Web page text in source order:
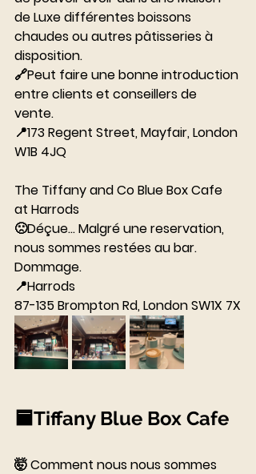
de Luxe différentes boissons
chaudes ou autres pâtisseries à
disposition.
🔗Peut faire une bonne introduction
entre clients et conseillers de
vente.
📍173 Regent Street, Mayfair, London
W1B 4JQ
The Tiffany and Co Blue Box Cafe
at Harrods
🙁Déçue... Malgré une reservation,
nous sommes restées au bar.
Dommage.
📍Harrods
87-135 Brompton Rd, London SW1X 7X
🟦Tiffany Blue Box Cafe
🤯 Comment nous nous sommes